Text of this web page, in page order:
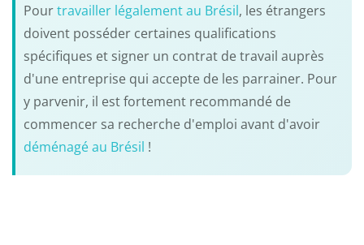
Pourtravailler légalement au Brésil, les étrangers
doivent posséder certaines qualifications
spécifiques et signer un contrat de travail auprès
d'une entreprise qui accepte de les parrainer. Pour
y parvenir, il est fortement recommandé de
commencer sa recherche d'emploi avant d'avoir
déménagé au Brésil !